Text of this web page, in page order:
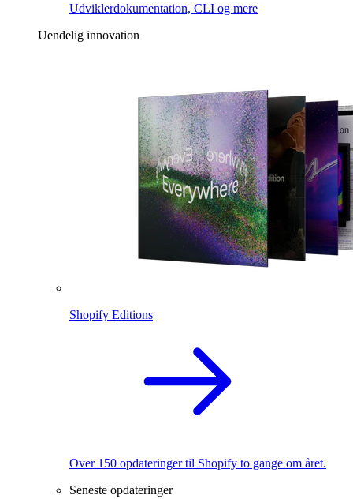
Udviklerdokumentation, CLI og mere
Uendelig innovation
Shopify Editions
Over 150 opdateringer til Shopify to gange om året.
Seneste opdateringer